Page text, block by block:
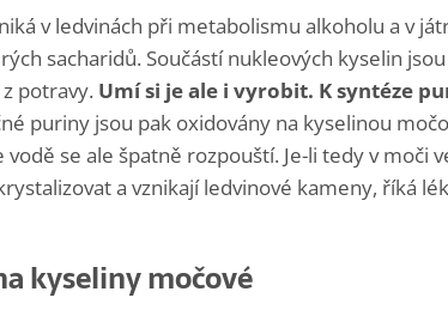
v ledvinách při metabolismu alkoholu a v
sacharidů. Součástí nukleových kyselin
potravy. Umí si je ale i vyrobit. K syntéze
puriny jsou pak oxidovány na kyselinou
vodě se ale špatně rozpouští. Je-li tedy v moči
a vznikají ledvinové kameny, říká
kyseliny močové